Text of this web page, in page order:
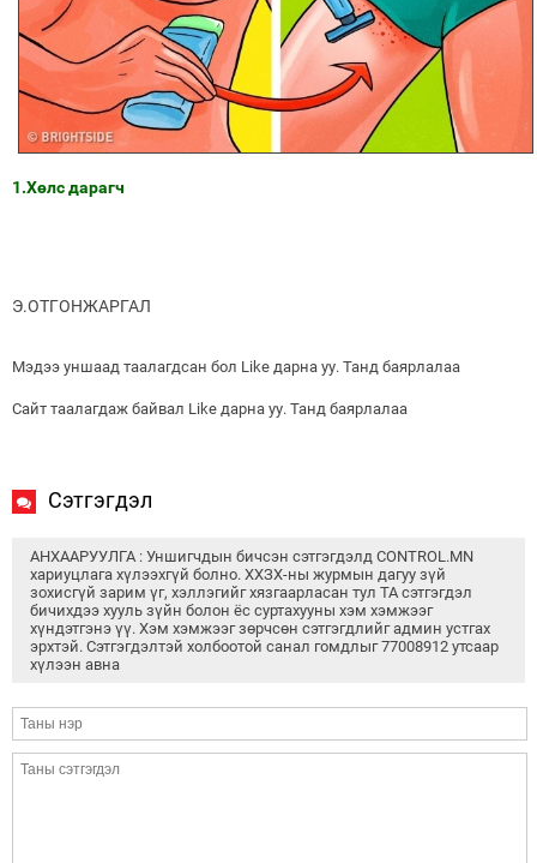
1.Хөлс дарагч
Э.ОТГОНЖАРГАЛ
Мэдээ уншаад таалагдсан бол Like дарна уу. Танд баярлалаа
Сайт таалагдаж байвал Like дарна уу. Танд баярлалаа
Сэтгэгдэл
АНХААРУУЛГА : Уншигчдын бичсэн сэтгэгдэлд CONTROL.MN
хариуцлага хүлээхгүй болно. ХХЗХ-ны журмын дагуу зүй
зохисгүй зарим үг, хэллэгийг хязгаарласан тул ТА сэтгэгдэл
бичихдээ хууль зүйн болон ёс суртахууны хэм хэмжээг
хүндэтгэнэ үү. Хэм хэмжээг зөрчсөн сэтгэгдлийг админ устгах
эрхтэй. Сэтгэгдэлтэй холбоотой санал гомдлыг 77008912 утсаар
хүлээн авна